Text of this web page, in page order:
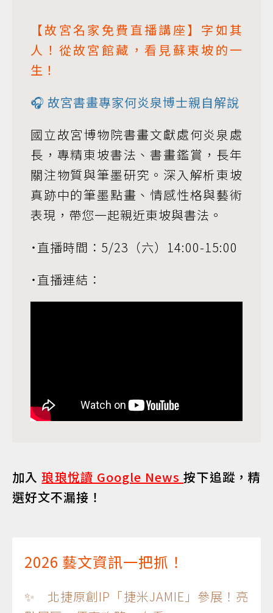
【故宮名家免費直播講座】字如其
人！從故宮館藏，看見蘇東坡的一
生！
🎧 故宮書畫專家何炎泉博士親自解說
國立故宮博物院書畫文獻處何炎泉處
長，專精東坡書法、書畫鑑賞，長年
關注物質與筆墨研究。深入解析東坡
真跡中的筆墨點畫、情感性格與藝術
表現，帶您一起親近東坡與書法。
˙直播時間：5/23（六）14:00-15:00
˙直播連結：
加入琅琅悅讀 Google News按下追蹤，精
選好文不漏接！
2026 藝文資訊一把抓！
✨ 北捷原創IP「捷米JAMIE」參展！亮